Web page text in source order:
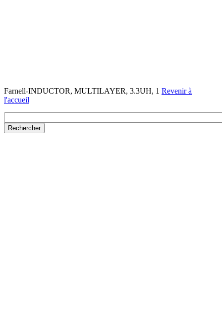
Farnell-INDUCTOR, MULTILAYER, 3.3UH, 1 Revenir à
l'accueil